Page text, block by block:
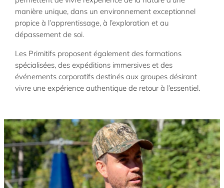
manière unique, dans un environnement exceptionnel
propice à l’apprentissage, à l’exploration et au
dépassement de soi.
Les Primitifs proposent également des formations
spécialisées, des expéditions immersives et des
événements corporatifs destinés aux groupes désirant
vivre une expérience authentique de retour à l’essentiel.